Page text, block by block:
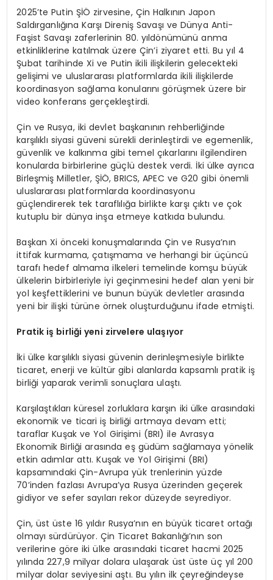
2025’te Putin ŞİÖ zirvesine, Çin Halkının Japon
Saldırganlığına Karşı Direniş Savaşı ve Dünya Anti-
Faşist Savaşı zaferlerinin 80. yıldönümünü anma
etkinliklerine katılmak üzere Çin’i ziyaret etti. Bu yıl 4
Şubat tarihinde Xi ve Putin ikili ilişkilerin gelecekteki
gelişimi ve uluslararası platformlarda ikili ilişkilerde
koordinasyon sağlama konularını görüşmek üzere bir
video konferans gerçekleştirdi.
Çin ve Rusya, iki devlet başkanının rehberliğinde
karşılıklı siyasi güveni sürekli derinleştirdi ve egemenlik,
güvenlik ve kalkınma gibi temel çıkarlarını ilgilendiren
konularda birbirlerine güçlü destek verdi. İki ülke ayrıca
Birleşmiş Milletler, ŞİÖ, BRICS, APEC ve G20 gibi önemli
uluslararası platformlarda koordinasyonu
güçlendirerek tek taraflılığa birlikte karşı çıktı ve çok
kutuplu bir dünya inşa etmeye katkıda bulundu.
Başkan Xi önceki konuşmalarında Çin ve Rusya’nın
ittifak kurmama, çatışmama ve herhangi bir üçüncü
tarafı hedef almama ilkeleri temelinde komşu büyük
ülkelerin birbirleriyle iyi geçinmesini hedef alan yeni bir
yol keşfettiklerini ve bunun büyük devletler arasında
yeni bir ilişki türüne örnek oluşturduğunu ifade etmişti.
Pratik iş birliği yeni zirvelere ulaşıyor
İki ülke karşılıklı siyasi güvenin derinleşmesiyle birlikte
ticaret, enerji ve kültür gibi alanlarda kapsamlı pratik iş
birliği yaparak verimli sonuçlara ulaştı.
Karşılaştıkları küresel zorluklara karşın iki ülke arasındaki
ekonomik ve ticari iş birliği artmaya devam etti;
taraflar Kuşak ve Yol Girişimi (BRI) ile Avrasya
Ekonomik Birliği arasında eş güdüm sağlamaya yönelik
etkin adımlar attı. Kuşak ve Yol Girişimi (BRI)
kapsamındaki Çin-Avrupa yük trenlerinin yüzde
70’inden fazlası Avrupa’ya Rusya üzerinden geçerek
gidiyor ve sefer sayıları rekor düzeyde seyrediyor.
Çin, üst üste 16 yıldır Rusya’nın en büyük ticaret ortağı
olmayı sürdürüyor. Çin Ticaret Bakanlığı’nın son
verilerine göre iki ülke arasındaki ticaret hacmi 2025
yılında 227,9 milyar dolara ulaşarak üst üste üç yıl 200
milyar dolar seviyesini aştı. Bu yılın ilk çeyreğindeyse